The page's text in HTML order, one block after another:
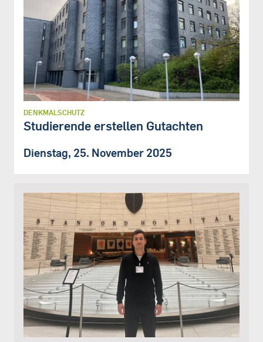
DENKMALSCHUTZ
Studierende erstellen Gutachten
Dienstag, 25. November 2025